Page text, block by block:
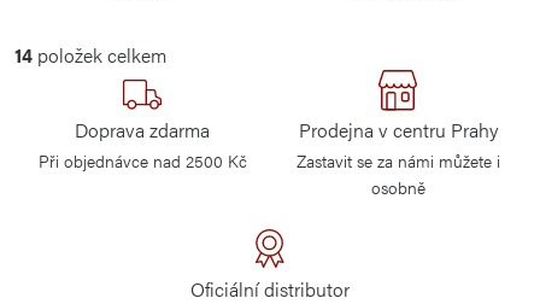
O
14 položek celkem
Doprava zdarma
Při objednávce nad 2500 Kč
Prodejna v centru Prahy
Zastavit se za námi můžete i
osobně
Oficiální distributor